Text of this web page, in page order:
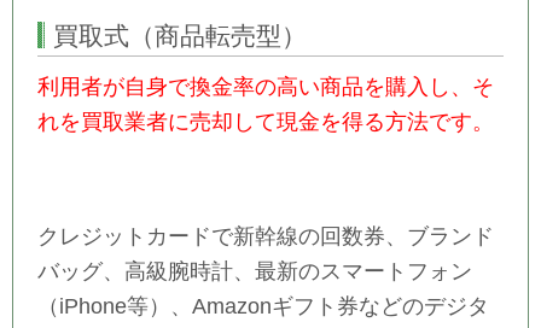
買取式（商品転売型）
利用者が自身で換金率の高い商品を購入し、そ
れを買取業者に売却して現金を得る方法です。
クレジットカードで​新幹線の回数券、ブランド
バッグ、高級腕時計、最新のスマートフォン
（iPhone等）、Amazonギフト券などのデジタ